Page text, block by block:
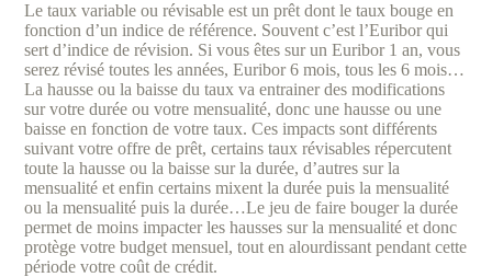
Le taux variable ou révisable est un prêt dont le taux bouge en
fonction d’un indice de référence. Souvent c’est l’Euribor qui
sert d’indice de révision. Si vous êtes sur un Euribor 1 an, vous
serez révisé toutes les années, Euribor 6 mois, tous les 6 mois…
La hausse ou la baisse du taux va entrainer des modifications
sur votre durée ou votre mensualité, donc une hausse ou une
baisse en fonction de votre taux. Ces impacts sont différents
suivant votre offre de prêt, certains taux révisables répercutent
toute la hausse ou la baisse sur la durée, d’autres sur la
mensualité et enfin certains mixent la durée puis la mensualité
ou la mensualité puis la durée…Le jeu de faire bouger la durée
permet de moins impacter les hausses sur la mensualité et donc
protège votre budget mensuel, tout en alourdissant pendant cette
période votre coût de crédit.